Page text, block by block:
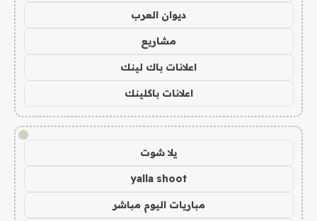
ديوان العرب
مشاريع
اعلانات باك لينك
اعلانات باكلينك
!
يلا شوت
yalla shoot
مباريات اليوم مباشر